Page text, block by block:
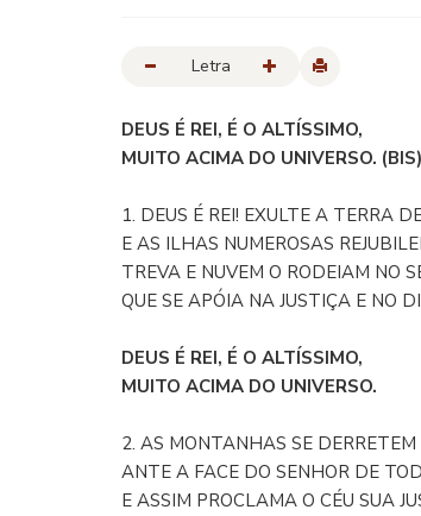
Letra
DEUS É REI, É O ALTÍSSIMO,
MUITO ACIMA DO UNIVERSO. (BIS)
1. DEUS É REI! EXULTE A TERRA
E AS ILHAS NUMEROSAS
TREVA E NUVEM O RODEIAM NO
QUE SE APÓIA NA JUSTIÇA E NO
DEUS É REI, É O ALTÍSSIMO,
MUITO ACIMA DO UNIVERSO.
2. AS MONTANHAS SE DERRETEM
ANTE A FACE DO SENHOR DE
E ASSIM PROCLAMA O CÉU SUA